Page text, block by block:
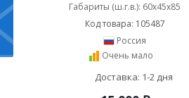
Габариты (ш.г.в.): 60x45x85
Код товара: 105487
Россия
Очень мало
Доставка: 1-2 дня